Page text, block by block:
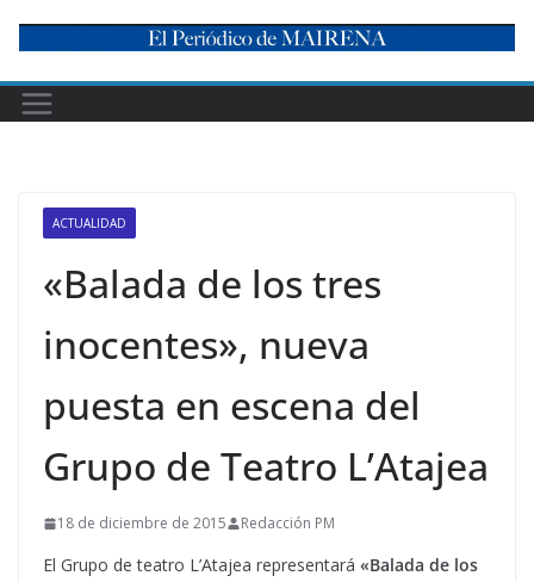
content
ACTUALIDAD
«Balada de los tres
inocentes», nueva
puesta en escena del
Grupo de Teatro L’Atajea
18 de diciembre de 2015 Redacción PM
El Grupo de teatro L’Atajea representará «Balada de los